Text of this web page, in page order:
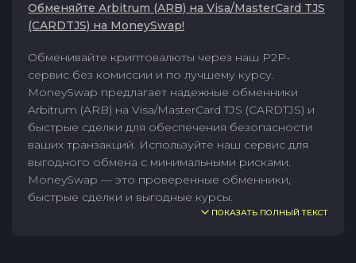
Обменяйте Arbitrum (ARB) на Visa/MasterCard TJS
(CARDTJS) на MoneySwap!
Обменивайте криптовалюты через наш P2P-
сервис без комиссии и по лучшему курсу.
MoneySwap предлагает надежные обменники
Arbitrum (ARB) на Visa/MasterCard TJS (CARDTJS) и
быстрые сделки для обеспечения безопасности
ваших транзакций. Используйте наш сервис для
выгодного обмена с минимальными рисками.
MoneySwap — это проверенные обменники,
быстрые сделки и выгодные курсы.
ПОКАЗАТЬ ПОЛНЫЙ ТЕКСТ